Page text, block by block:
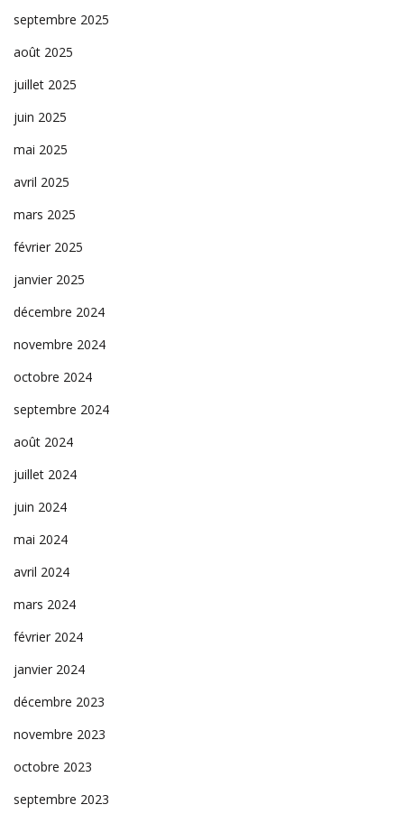
septembre 2025
août 2025
juillet 2025
juin 2025
mai 2025
avril 2025
mars 2025
février 2025
janvier 2025
décembre 2024
novembre 2024
octobre 2024
septembre 2024
août 2024
juillet 2024
juin 2024
mai 2024
avril 2024
mars 2024
février 2024
janvier 2024
décembre 2023
novembre 2023
octobre 2023
septembre 2023